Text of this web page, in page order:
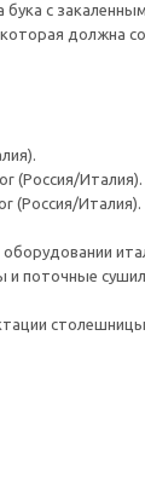
с
должна
(Россия/Италия).
(Россия/Италия).
поточные